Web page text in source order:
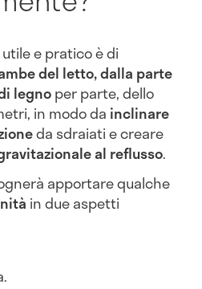
e pratico è di
del letto, dalla parte
legnoper parte, dello
in modo da inclinare
da sdraiati e creare
al reflusso.
apportare qualche
in due aspetti